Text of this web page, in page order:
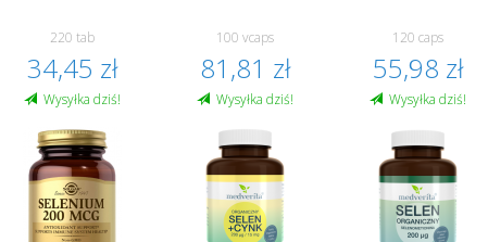
220 tab
34,45 zł
Wysyłka dziś!
100 vcaps
81,81 zł
Wysyłka dziś!
120 caps
55,98 zł
Wysyłka dziś!